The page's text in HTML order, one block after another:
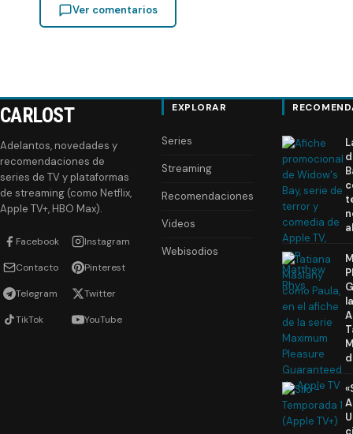
Ver comentarios
CARLOST
Adelantos, novedades y
recomendaciones de
series de TV y plataformas
de streaming (como Netflix,
Apple TV+, HBO Max).
Facebook Instagram
Contacto Pinterest
Telegram Twitter
TikTok YouTube
EXPLORAR
Series
Streaming
Recomendaciones
Videos
Webisodios